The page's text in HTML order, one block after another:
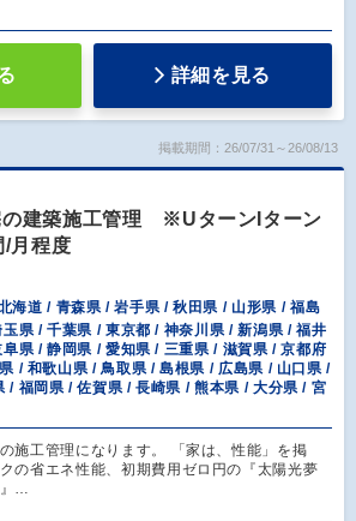
詳細を見る
掲載期間：26/07/31～26/08/13
の建築施工管理 ※UターンIターン
/月程度
海道 / 青森県 / 岩手県 / 秋田県 / 山形県 / 福島
県 / 千葉県 / 東京都 / 神奈川県 / 新潟県 / 福井
県 / 静岡県 / 愛知県 / 三重県 / 滋賀県 / 京都府
/ 和歌山県 / 鳥取県 / 島根県 / 広島県 / 山口県 /
/ 福岡県 / 佐賀県 / 長崎県 / 熊本県 / 大分県 / 宮
施工管理になります。 「家は、性能」を掲
の省エネ性能、初期費用ゼロ円の『太陽光夢
』…